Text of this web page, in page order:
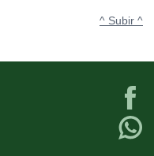
^ Subir ^